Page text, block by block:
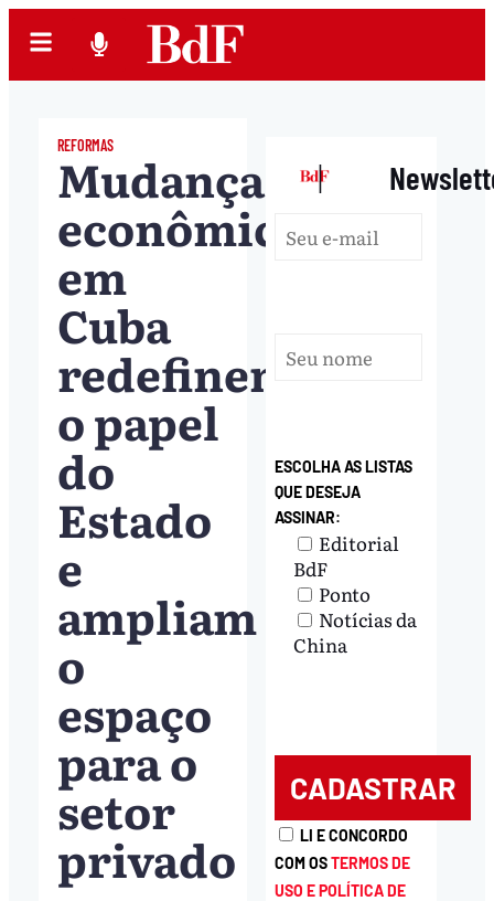
REFORMAS
Mudanças
econômicas
em
Cuba
redefinem
o papel
do
Estado
e
ampliam
o
espaço
para o
setor
privado
|
ESCOLHA AS LISTAS
QUE DESEJA
ASSINAR:
Editorial
BdF
Ponto
Notícias da
China
LI E CONCORDO
COM OSTERMOS DE
USO E POLÍTICA DE